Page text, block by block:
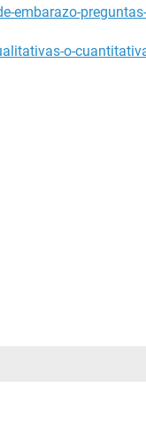
embarazo-preguntas-
o-